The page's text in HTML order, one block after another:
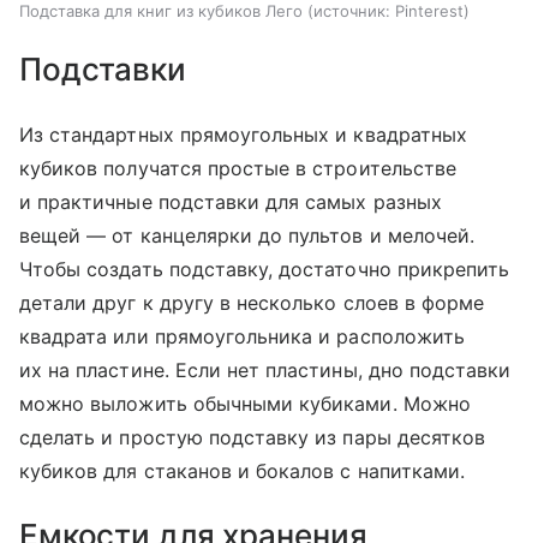
Подставка для книг из кубиков Лего источник: Pinterest
Подставки
Из стандартных прямоугольных и квадратных
кубиков получатся простые в строительстве
и практичные подставки для самых разных
вещей — от канцелярки до пультов и мелочей.
Чтобы создать подставку, достаточно прикрепить
детали друг к другу в несколько слоев в форме
квадрата или прямоугольника и расположить
их на пластине. Если нет пластины, дно подставки
можно выложить обычными кубиками. Можно
сделать и простую подставку из пары десятков
кубиков для стаканов и бокалов с напитками.